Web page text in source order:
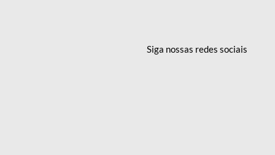
Siga nossas redessociais